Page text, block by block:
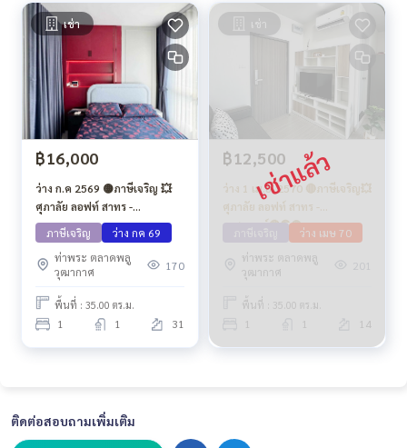
เช่า
฿16,000
ว่าง ก.ค 2569 🟡ภาษีเจริญ 💥
ศุภาลัย ลอฟท์ สาทร -
ราชพฤกษ์🔴🟢🟡
ภาษีเจริญ
ว่าง กค 69
ท่าพระ ตลาดพลู
วุฒากาศ
170
พื้นที่ : 35.00 ตร.ม.
1 1 31
เช่า
฿12,500
ว่าง 1 เม.ย. 2570 🔴ภาษีเจริญ💥
ศุภาลัย ลอฟท์ สาทร -
ราชพฤกษ์🔴🟢🟡
ว่าง เมษ 70
ท่าพระ ตลาดพลู
วุฒากาศ
201
พื้นที่ : 35.00 ตร.ม.
1 1 14
ติดต่อสอบถามเพิ่มเติม